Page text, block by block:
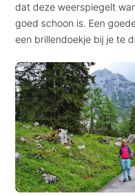
dat deze weerspiegelt
goed schoon is. Een
een brillendoekje bij je te